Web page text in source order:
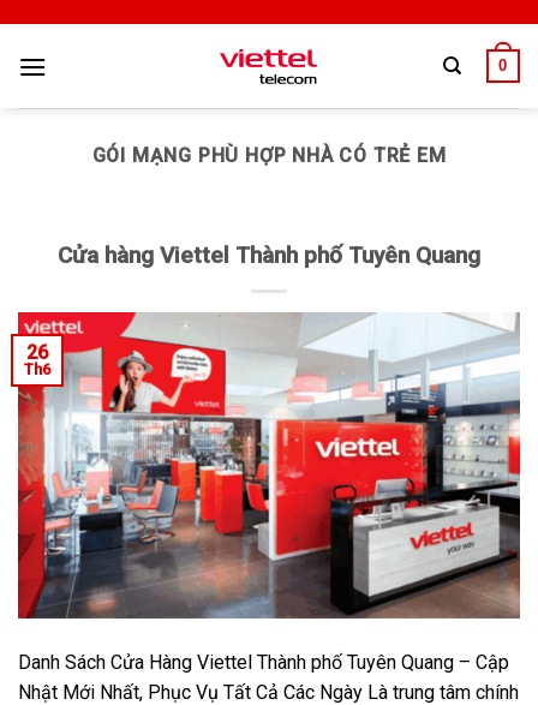
0
GÓI MẠNG PHÙ HỢP NHÀ CÓ TRẺ EM
Cửa hàng Viettel Thành phố Tuyên Quang
26
Th6
Danh Sách Cửa Hàng Viettel Thành phố Tuyên Quang – Cập
Nhật Mới Nhất, Phục Vụ Tất Cả Các Ngày Là trung tâm chính